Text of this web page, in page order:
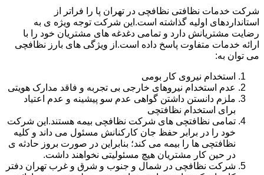
شرکت خدمات نظافتی نظافچی در تهران پا را فراتر از
استانداردهای اولیه گذاشته است.این شرکت توجه ویژه ی به
رضایت مشتریانش دارد و تمامی دغدغه های مشتریان خود را با
ارائه خدمات متفاوت پاسخ داده است.از ویژگی های بارز نظافچی
می توان به:
استخدام نیروی کار بومی
عدم استخدام نیروهای خارجی بی تجربه و فاقد مدارک هویتی
ملزم دانستن داشتن گواهی عدم سو پیشینه و عدم اعتیاد
برای استخدام نظافتچی
تمامی نظافتچی های شرکت نظافچی بیمه هستند.این شرکت
خود را در برابر حفظ جان کارکنانش مسئول می داند و کلیه
نظافتچی ها را بیمه می کند؛ بنابراین در صورت بروز حادثه ی
در حین کار مشتریان هیچ مسئولیتی نخواهند داشت.
شرکت نظافچی در شمال و جنوب و شرق و غرب تهران دفتر